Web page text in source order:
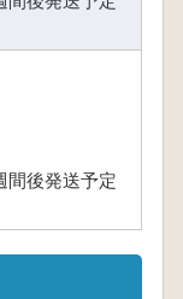
間後発送予定